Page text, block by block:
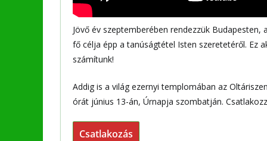
Jövő év szeptemberében rendezzük
fő célja épp a tanúságtétel Isten szeretetéről. Ez
számítunk!
Addig is a világ ezernyi templomában az
órát június 13-án, Úrnapja szombatján.
Csatlakozás